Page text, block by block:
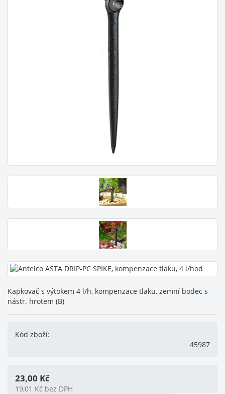
Kapkovač s výtokem 4 l/h, kompenzace tlaku, zemní bodec s
nástr. hrotem (B)
Kód zboží:
45987
23,00 Kč
19,01 Kč bez DPH